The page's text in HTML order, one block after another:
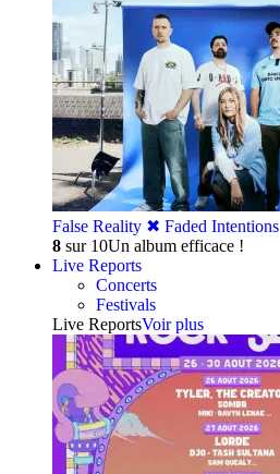
False Reality ✖︎ Faded Intentions
8 sur 10Un album efficace !
Live Reports
Concerts
Festivals
Live ReportsVoir plus